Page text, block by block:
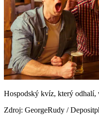
Hospodský kvíz, který odhalí,
Zdroj: GeorgeRudy /